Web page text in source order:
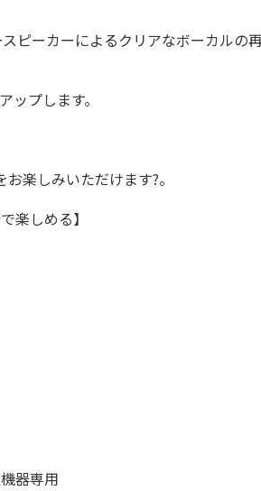
ーカーによるクリアなボーカルの
プします。
楽しみいただけます?。
楽しめる】
器専用